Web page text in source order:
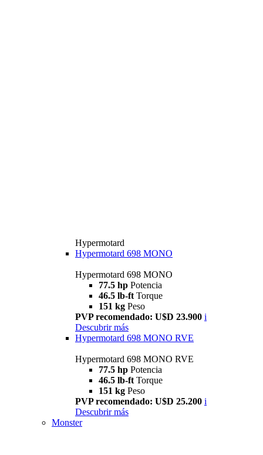
Hypermotard
Hypermotard 698 MONO
Hypermotard 698 MONO
77.5 hp Potencia
46.5 lb-ft Torque
151 kg Peso
PVP recomendado: U$D 23.900 i
Descubrir más
Hypermotard 698 MONO RVE
Hypermotard 698 MONO RVE
77.5 hp Potencia
46.5 lb-ft Torque
151 kg Peso
PVP recomendado: U$D 25.200 i
Descubrir más
Monster